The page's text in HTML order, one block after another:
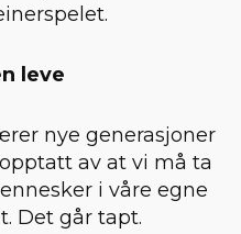
leve
nye generasjoner
av at vi må ta
i våre egne
Det går tapt.